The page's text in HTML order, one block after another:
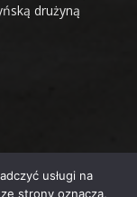
drużyną
usługi na
strony oznacza,